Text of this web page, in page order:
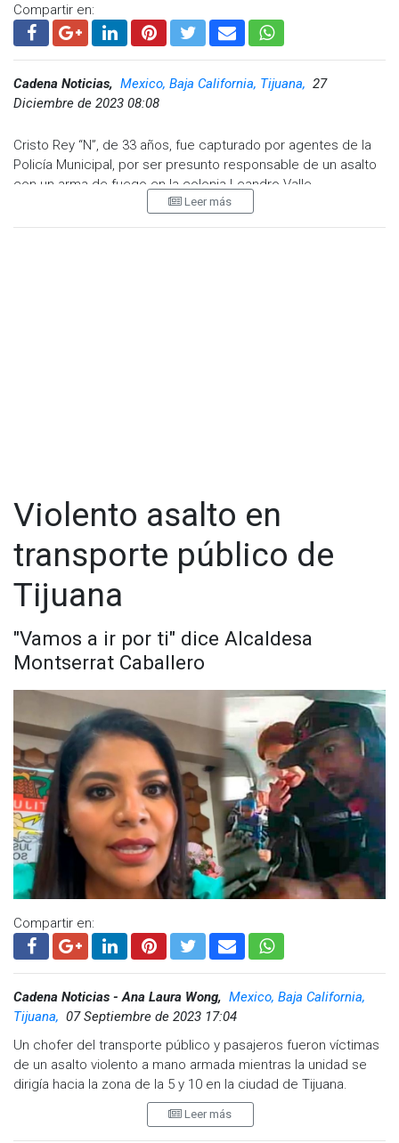
Compartir en:
Cadena Noticias, Mexico, Baja California, Tijuana, 27
Diciembre de 2023 08:08
Cristo Rey “N”, de 33 años, fue capturado por agentes de la
Policía Municipal, por ser presunto responsable de un asalto
con un arma de fuego en la colonia Leandro Valle.
El informe policíaco señala que dicha persona sin mediar
La víctima pidió apoyo a una unidad municipal, por lo que de
inmediato se desplegó un operativo en la zona, lo que
permitió el arresto de Cristo “N“.
Cabe señalar, que al parecer y según registros de seguridad,
el sujeto estuvo preso en el penal de La Mesa por portación
de arma y robo.
Visita y accede a todo nuestro contenido |
www.cadenanoticias.com| Twitter:@cadena_noticias
Facebook:@cadenanoticiasmx| Instagram:
@cadenanoticiasmx| TikTok:@CadenaNoticias|
Whatsapp:@CadenaNoticias|
Leer más
Violento asalto en
transporte público de
Tijuana
"Vamos a ir por ti" dice Alcaldesa
Montserrat Caballero
Compartir en:
Cadena Noticias - Ana Laura Wong, Mexico, Baja California,
Tijuana, 07 Septiembre de 2023 17:04
Un chofer del transporte público y pasajeros fueron víctimas
de un asalto violento a mano armada mientras la unidad se
dirigía hacia la zona de la 5 y 10 en la ciudad de Tijuana.
Los hechos ocurrieron cerca de las 10:00 horas de este
Leer más